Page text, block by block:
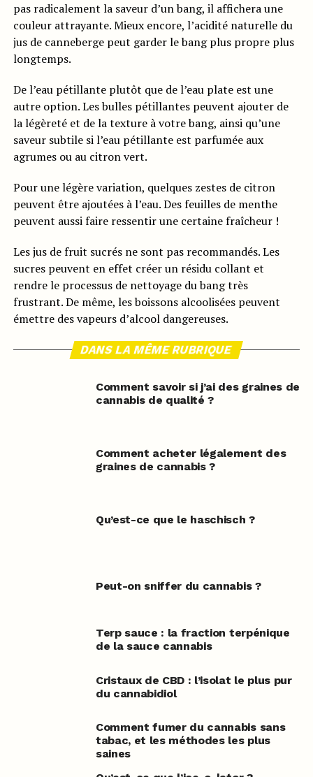
pas radicalement la saveur d’un bang, il affichera une
couleur attrayante. Mieux encore, l’acidité naturelle du
jus de canneberge peut garder le bang plus propre plus
longtemps.
De l’eau pétillante plutôt que de l’eau plate est une
autre option. Les bulles pétillantes peuvent ajouter de
la légèreté et de la texture à votre bang, ainsi qu’une
saveur subtile si l’eau pétillante est parfumée aux
agrumes ou au citron vert.
Pour une légère variation, quelques zestes de citron
peuvent être ajoutées à l’eau. Des feuilles de menthe
peuvent aussi faire ressentir une certaine fraîcheur !
Les jus de fruit sucrés ne sont pas recommandés. Les
sucres peuvent en effet créer un résidu collant et
rendre le processus de nettoyage du bang très
frustrant. De même, les boissons alcoolisées peuvent
émettre des vapeurs d’alcool dangereuses.
DANS LA MÊME RUBRIQUE
Comment savoir si j’ai des graines de
cannabis de qualité ?
Comment acheter légalement des
graines de cannabis ?
Qu’est-ce que le haschisch ?
Peut-on sniffer du cannabis ?
Terp sauce : la fraction terpénique
de la sauce cannabis
Cristaux de CBD : l’isolat le plus pur
du cannabidiol
Comment fumer du cannabis sans
tabac, et les méthodes les plus
saines